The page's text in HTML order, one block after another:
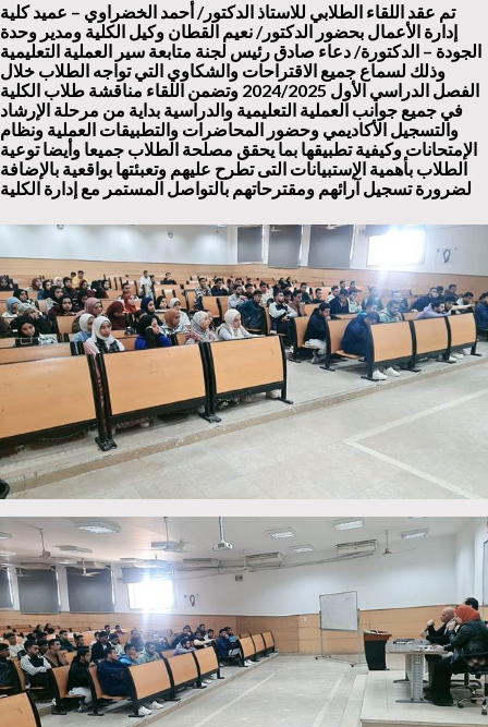
تم عقد اللقاء الطلابي للاستاذ الدكتور/ أحمد الخضراوي – عميد كلية
إدارة الأعمال بحضور الدكتور/ نعيم القطان وكيل الكلية ومدير وحدة
الجودة – الدكتورة/ دعاء صادق رئيس لجنة متابعة سير العملية التعليمية
وذلك لسماع جميع الاقتراحات والشكاوي التي تواجه الطلاب خلال
الفصل الدراسي الأول 2024/2025 وتضمن اللقاء مناقشة طلاب الكلية
في جميع جوانب العملية التعليمية والدراسية بداية من مرحلة الإرشاد
والتسجيل الأكاديمي وحضور المحاضرات والتطبيقات العملية ونظام
الإمتحانات وكيفية تطبيقها بما يحقق مصلحة الطلاب جميعا وأيضا توعية
الطلاب بأهمية الإستبيانات التى تطرح عليهم وتعبئتها بواقعية بالإضافة
لضرورة تسجيل آرائهم ومقترحاتهم بالتواصل المستمر مع إدارة الكلية